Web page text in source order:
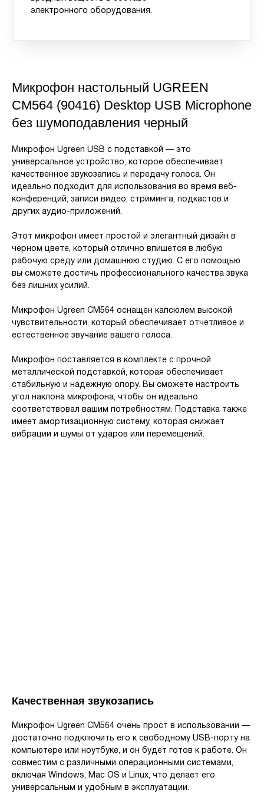
электронного оборудования.
Микрофон настольный UGREEN
CM564 (90416) Desktop USB Microphone
без шумоподавления черный
Микрофон Ugreen USB с подставкой — это
универсальное устройство, которое обеспечивает
качественное звукозапись и передачу голоса. Он
идеально подходит для использования во время веб-
конференций, записи видео, стриминга, подкастов и
других аудио-приложений.
Этот микрофон имеет простой и элегантный дизайн в
черном цвете, который отлично впишется в любую
рабочую среду или домашнюю студию. С его помощью
вы сможете достичь профессионального качества звука
без лишних усилий.
Микрофон Ugreen CM564 оснащен капсюлем высокой
чувствительности, который обеспечивает отчетливое и
естественное звучание вашего голоса.
Микрофон поставляется в комплекте с прочной
металлической подставкой, которая обеспечивает
стабильную и надежную опору. Вы сможете настроить
угол наклона микрофона, чтобы он идеально
соответствовал вашим потребностям. Подставка также
имеет амортизационную систему, которая снижает
вибрации и шумы от ударов или перемещений.
Качественная звукозапись
Микрофон Ugreen CM564 очень прост в использовании —
достаточно подключить его к свободному USB-порту на
компьютере или ноутбуке, и он будет готов к работе. Он
совместим с различными операционными системами,
включая Windows, Mac OS и Linux, что делает его
универсальным и удобным в эксплуатации.